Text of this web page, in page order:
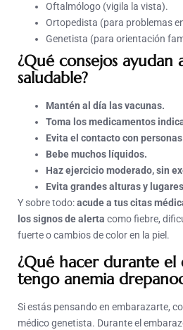
Oftalmólogo (vigila la vista).
Ortopedista (para problemas
Genetista (para orientación
¿Qué consejos ayudan
saludable?
Mantén al día las vacunas.
Toma los medicamentos
Evita el contacto con
Bebe muchos líquidos.
Haz ejercicio moderado, sin
Evita grandes alturas y
Y sobre todo:acude a tus citas
los signos de alerta como fiebre,
fuerte o cambios de color en la piel.
¿Qué hacer durante el
tengo anemia
Si estás pensando en embarazarte,
médico genetista. Durante el